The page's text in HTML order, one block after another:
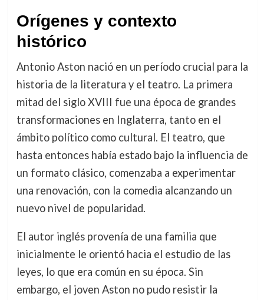
Orígenes y contexto
histórico
Antonio Aston nació en un período crucial para la
historia de la literatura y el teatro. La primera
mitad del siglo XVIII fue una época de grandes
transformaciones en Inglaterra, tanto en el
ámbito político como cultural. El teatro, que
hasta entonces había estado bajo la influencia de
un formato clásico, comenzaba a experimentar
una renovación, con la comedia alcanzando un
nuevo nivel de popularidad.
El autor inglés provenía de una familia que
inicialmente le orientó hacia el estudio de las
leyes, lo que era común en su época. Sin
embargo, el joven Aston no pudo resistir la